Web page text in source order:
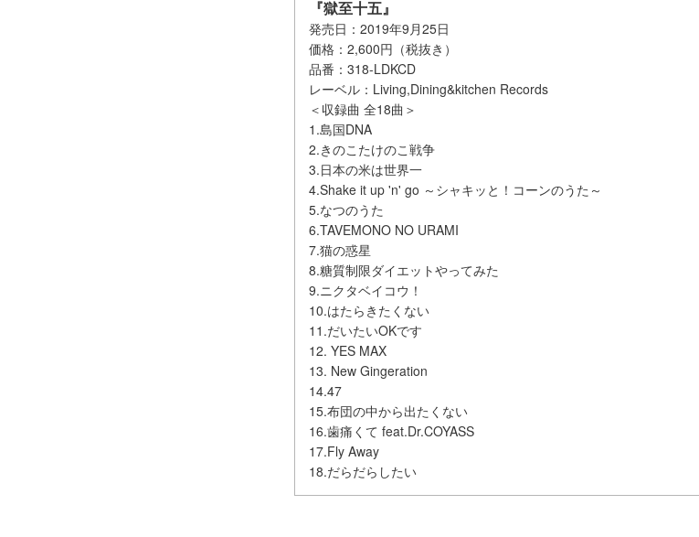
『獄至十五』
発売日：2019年9月25日
価格：2,600円（税抜き）
品番：318-LDKCD
レーベル：Living,Dining&kitchen Records
＜収録曲 全18曲＞
1.島国DNA
2.きのこたけのこ戦争
3.日本の米は世界一
4.Shake it up 'n' go ～シャキッと！コーンのうた～
5.なつのうた
6.TAVEMONO NO URAMI
7.猫の惑星
8.糖質制限ダイエットやってみた
9.ニクタベイコウ！
10.はたらきたくない
11.だいたいOKです
12. YES MAX
13. New Gingeration
14.47
15.布団の中から出たくない
16.歯痛くて feat.Dr.COYASS
17.Fly Away
18.だらだらしたい